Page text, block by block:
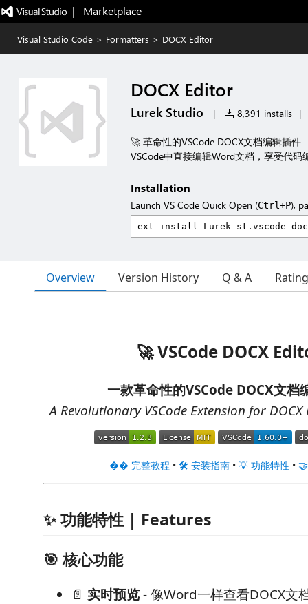
|   Marketplace
Visual Studio Code > Formatters > DOCX Editor
DOCX Editor
Lurek Studio | 8,391 installs |
🚀 革命性的VSCode DOCX文档编辑插
VSCode中直接编辑Word文档，享受代码
Installation
Launch VS Code Quick Open (Ctrl+P),
Overview Version History Q & A
🚀 VSCode DOCX
一款革命性的VSCode DOCX文档
A Revolutionary VSCode Extension for
�� 完整教程 • 🛠️ 安装指南 • 💡 功能特性 •
✨ 功能特性 | Features
🎯 核心功能
📄 实时预览- 像Word一样查看DOCX文